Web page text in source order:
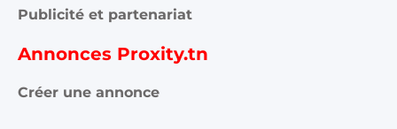
Publicité et partenariat
Annonces Proxity.tn
Créer une annonce